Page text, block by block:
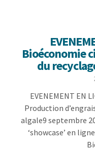
Bioéconomie
du
EVENEMENT EN
Production
algale9 septembre
‘showcase’ en